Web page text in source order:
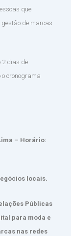
que
de marcas
2 dias de
cronograma
– Horário:
locais.
Públicas
para moda e
nas redes